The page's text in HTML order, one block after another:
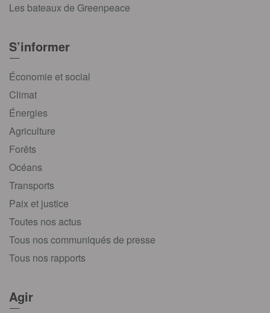
Les bateaux de Greenpeace
S’informer
Économie et social
Climat
Énergies
Agriculture
Forêts
Océans
Transports
Paix et justice
Toutes nos actus
Tous nos communiqués de presse
Tous nos rapports
Agir